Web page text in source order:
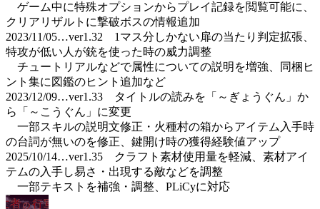
ゲーム中に特殊オプションからプレイ記録を閲覧可能に、
クリアリザルトに撃破ボスの情報追加
2023/11/05…ver1.32 1マス分しかない扉の当たり判定拡張、
特攻が低い人が銃を使った時の威力調整
チュートリアルなどで属性についての説明を増強、同梱ヒ
ント集に図鑑のヒント追加など
2023/12/09…ver1.33 タイトルの読みを「～ぎょうぐん」か
ら「～こうぐん」に変更
一部スキルの説明文修正・火種村の箱からアイテム入手時
の台詞が無いのを修正、鍵開け時の獲得経験値アップ
2025/10/14…ver1.35 クラフト素材使用量を軽減、素材アイ
テムの入手し易さ・出現する敵などを調整
一部テキストを補強・調整、PLiCyに対応